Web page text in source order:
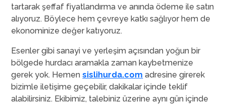
tartarak şeffaf fiyatlandırma ve anında ödeme ile satın
alıyoruz. Böylece hem çevreye katkı sağlıyor hem de
ekonominize değer katıyoruz.
Esenler gibi sanayi ve yerleşim açısından yoğun bir
bölgede hurdacı aramakla zaman kaybetmenize
gerek yok. Hemensislihurda.com adresine girerek
bizimle iletişime geçebilir, dakikalar içinde teklif
alabilirsiniz. Ekibimiz, talebiniz üzerine aynı gün içinde